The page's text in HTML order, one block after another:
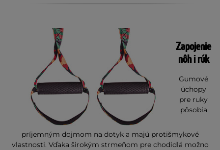
Zapojenie
nôh i rúk
Gumové
úchopy
pre ruky
pôsobia
príjemným dojmom na dotyk a majú protišmykové
vlastnosti. Vďaka širokým strmeňom pre chodidlá možno